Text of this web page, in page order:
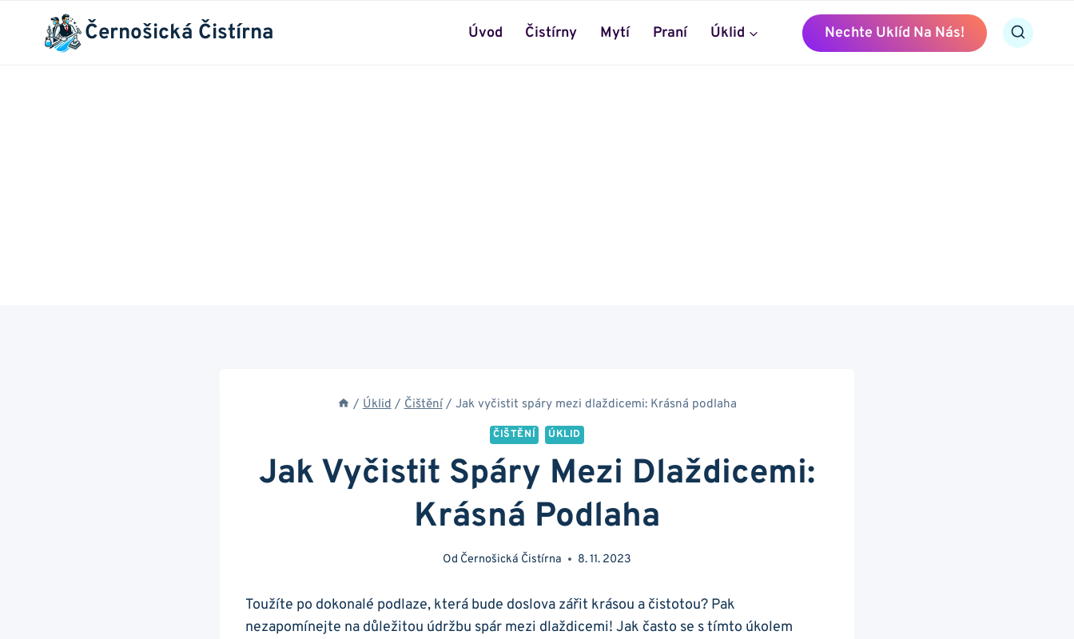
Černošická Čistírna Úvod Čistírny Mytí Praní Úklid Nechte Uklíd Na Nás!
/ Úklid / Čištění / Jak vyčistit spáry mezi dlaždicemi: Krásná podlaha
ČIŠTĚNÍ ÚKLID
Jak Vyčistit Spáry Mezi Dlaždicemi:
Krásná Podlaha
Od Černošická Čistírna 8. 11. 2023
Toužíte po dokonalé podlaze, která bude doslova zářit krásou a čistotou? Pak
⁣nezapomínejte na důležitou údržbu spár mezi dlaždicemi! Jak často se s⁣ tímto úkolem